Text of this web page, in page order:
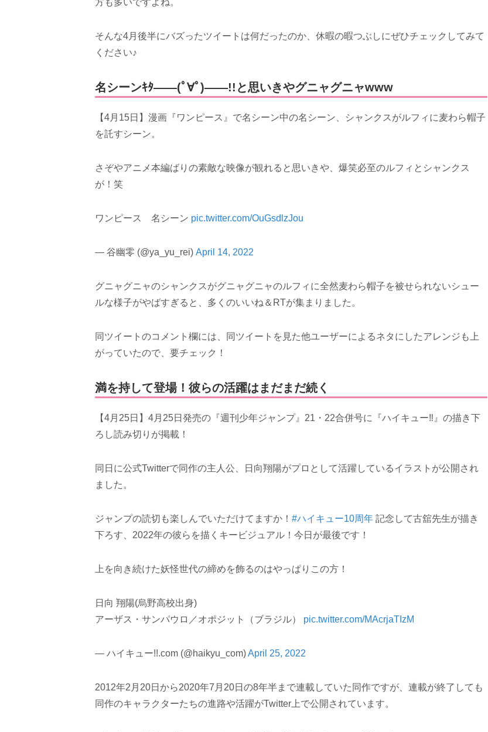
方も多いですよね。
そんな4月後半にバズったツイートは何だったのか、休暇の暇つぶしにぜひチェックしてみて
ください♪
名シーンｷﾀ――(ﾟ∀ﾟ)――!!と思いきやグニャグニャwww
【4月15日】漫画『ワンピース』で名シーン中の名シーン、シャンクスがルフィに麦わら帽子
を託すシーン。
さぞやアニメ本編ばりの素敵な映像が観れると思いきや、爆笑必至のルフィとシャンクス
が！笑
ワンピース 名シーン pic.twitter.com/OuGsdlzJou
— 谷幽零 (@ya_yu_rei) April 14, 2022
グニャグニャのシャンクスがグニャグニャのルフィに全然麦わら帽子を被せられないシュー
ルな様子がやばすぎると、多くのいいね＆RTが集まりました。
同ツイートのコメント欄には、同ツイートを見た他ユーザーによるネタにしたアレンジも上
がっていたので、要チェック！
満を持して登場！彼らの活躍はまだまだ続く
【4月25日】4月25日発売の『週刊少年ジャンプ』21・22合併号に『ハイキュー‼』の描き下
ろし読み切りが掲載！
同日に公式Twitterで同作の主人公、日向翔陽がプロとして活躍しているイラストが公開され
ました。
ジャンプの読切も楽しんでいただけてますか！ #ハイキュー10周年 記念して古舘先生が描き
下ろす、2022年の彼らを描くキービジュアル！今日が最後です！
上を向き続けた妖怪世代の締めを飾るのはやっぱりこの方！
日向 翔陽(烏野高校出身)
アーザス・サンパウロ／オポジット（ブラジル） pic.twitter.com/MAcrjaTIzM
— ハイキュー!!.com (@haikyu_com)April 25, 2022
2012年2月20日から2020年7月20日の8年半まで連載していた同作ですが、連載が終了しても
同作のキャラクターたちの進路や活躍がTwitter上で公開されています。